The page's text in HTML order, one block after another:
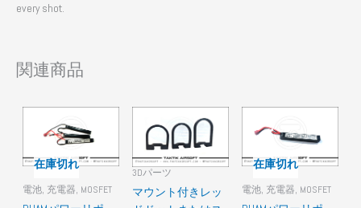
every shot.
関連商品
在庫切れ
電池, 充電器, MOSFET
3Dパーツ
マウント付きレッ
在庫切れ
電池, 充電器, MOSFET